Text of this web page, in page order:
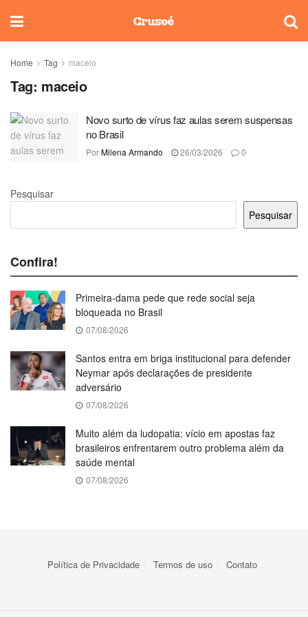
Home Tag maceio
Tag: maceio
Novo surto de vírus faz aulas serem suspensas
no Brasil
PorMilena Armando 26/03/2026 0
Pesquisar
Pesquisar
Confira!
Primeira-dama pede que rede social seja
bloqueada no Brasil
07/08/2026
Santos entra em briga institucional para defender
Neymar após declarações de presidente
adversário
07/08/2026
Muito além da ludopatia: vício em apostas faz
brasileiros enfrentarem outro problema além da
saúde mental
07/08/2026
Política de Privacidade Termos de uso Contato